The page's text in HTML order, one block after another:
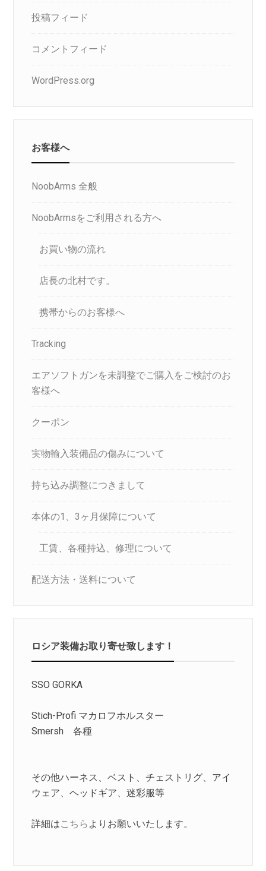
投稿フィード
コメントフィード
WordPress.org
お客様へ
NoobArms 全般
NoobArmsをご利用される方へ
お買い物の流れ
店長の北村です。
携帯からのお客様へ
Tracking
エアソフトガンを未調整でご購入をご検討のお
客様へ
クーポン
実物輸入装備品の傷みについて
持ち込み調整につきまして
本体の1、3ヶ月保障について
工賃、各種持込、修理について
配送方法・送料について
ロシア装備お取り寄せ致します！
SSO GORKA
Stich-Profi マカロフホルスター
Smersh 各種
その他ハーネス、ベスト、チェストリグ、アイ
ウェア、ヘッドギア、迷彩服等
詳細はこちら よりお願いいたします。